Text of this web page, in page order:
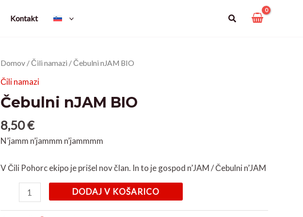
Kontakt Search
Domov / Čili namazi / Čebulni nJAM BIO
Čili namazi
Čebulni nJAM BIO
8,50€
N’jamm n’jammm n’jammmm
V Čili Pohorc ekipo je prišel nov član. In to je gospod n’JAM / Čebulni n’JAM
Čebulni
nJAM
količina
DODAJ V KOŠARICO